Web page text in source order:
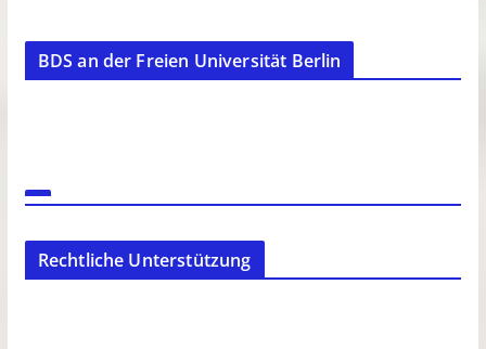
BDS an der Freien Universität Berlin
Rechtliche Unterstützung